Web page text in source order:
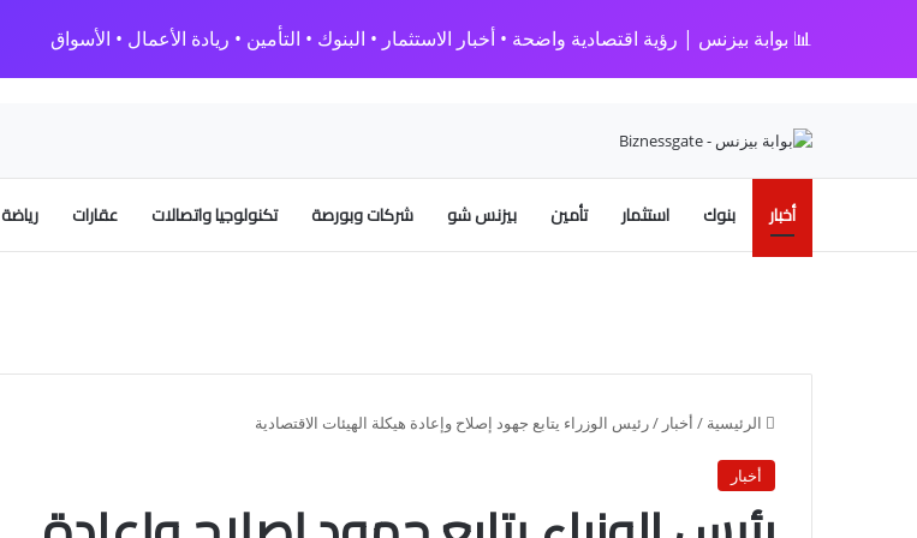
📊 بوابة بيزنس | رؤية اقتصادية واضحة • أخبار الاستثمار • البنوك • التأمين • ريادة الأعمال • الأسواق
أخبار بنوك استثمار تأمين بيزنس شو شركات وبورصة تكنولوجيا واتصالات عقارات رياضة
الرئيسية / أخبار /رئيس الوزراء يتابع جهود إصلاح وإعادة هيكلة الهيئات الاقتصادية
أخبار